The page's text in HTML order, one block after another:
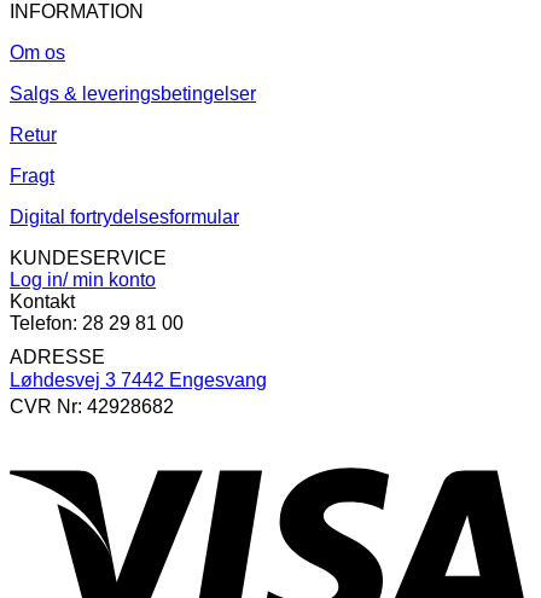
INFORMATION
Om os
Salgs & leveringsbetingelser
Retur
Fragt
Digital fortrydelsesformular
KUNDESERVICE
Log in/ min konto
Kontakt
Telefon: 28 29 81 00
ADRESSE
Løhdesvej 3 7442 Engesvang
CVR Nr: 42928682